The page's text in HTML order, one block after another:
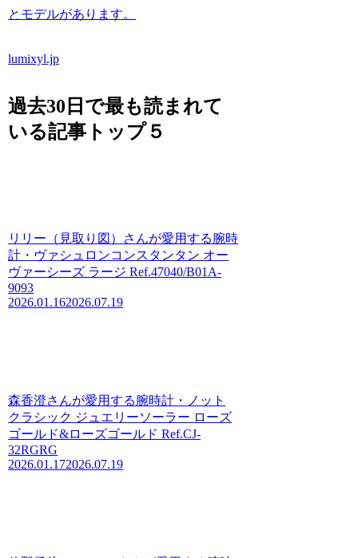
とモデルがあります。
lumixyl.jp
過去30日で最も読まれて
いる記事トップ５
リリー（見取り図）さんが愛用する腕時
計・ヴァシュロンコンスタンタン オー
ヴァーシーズ ラージ Ref.47040/B01A-
9093
2026.01.162026.07.19
森香澄さんが愛用する腕時計・ノット
クラシック ジュエリーソーラー ローズ
ゴールド&ローズゴールド Ref.CJ-
32RGRG
2026.01.172026.07.19